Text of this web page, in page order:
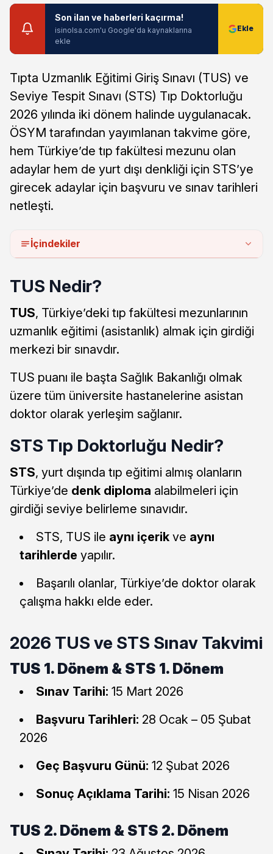
Son ilan ve haberleri kaçırma!
isinolsa.com'u Google'da kaynaklarına
ekle
Tıpta Uzmanlık Eğitimi Giriş Sınavı (TUS) ve
Seviye Tespit Sınavı (STS) Tıp Doktorluğu
2026 yılında iki dönem halinde uygulanacak.
ÖSYM tarafından yayımlanan takvime göre,
hem Türkiye’de tıp fakültesi mezunu olan
adaylar hem de yurt dışı denkliği için STS’ye
girecek adaylar için başvuru ve sınav tarihleri
netleşti.
İçindekiler
TUS Nedir?
TUS, Türkiye’deki tıp fakültesi mezunlarının
uzmanlık eğitimi (asistanlık) almak için girdiği
merkezi bir sınavdır.
TUS puanı ile başta Sağlık Bakanlığı olmak
üzere tüm üniversite hastanelerine asistan
doktor olarak yerleşim sağlanır.
STS Tıp Doktorluğu Nedir?
STS, yurt dışında tıp eğitimi almış olanların
Türkiye’de denk diploma alabilmeleri için
girdiği seviye belirleme sınavıdır.
STS, TUS ile aynı içerik ve aynı
tarihlerde yapılır.
Başarılı olanlar, Türkiye’de doktor olarak
çalışma hakkı elde eder.
2026 TUS ve STS Sınav Takvimi
TUS 1. Dönem & STS 1. Dönem
Sınav Tarihi: 15 Mart 2026
Başvuru Tarihleri: 28 Ocak – 05 Şubat
2026
Geç Başvuru Günü: 12 Şubat 2026
Sonuç Açıklama Tarihi: 15 Nisan 2026
TUS 2. Dönem & STS 2. Dönem